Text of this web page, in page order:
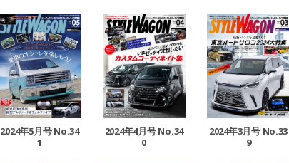
2024年5月号 No.34
1
2024年4月号 No.34
0
2024年3月号 No.33
9